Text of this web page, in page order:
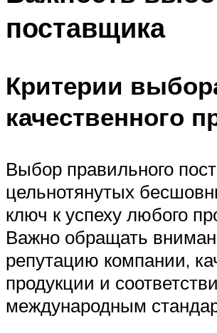
поставщика
Критерии
качественного
Выбор правильного
цельнотянутых
ключ к успеху любого
Важно обращать
репутацию компании,
продукции и
международным